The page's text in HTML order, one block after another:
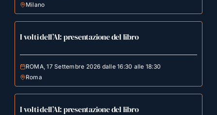
Milano
I volti dell’AI: presentazione del libro
ROMA, 17 Settembre 2026 dalle 16:30 alle 18:30
Roma
I volti dell’AI: presentazione del libro